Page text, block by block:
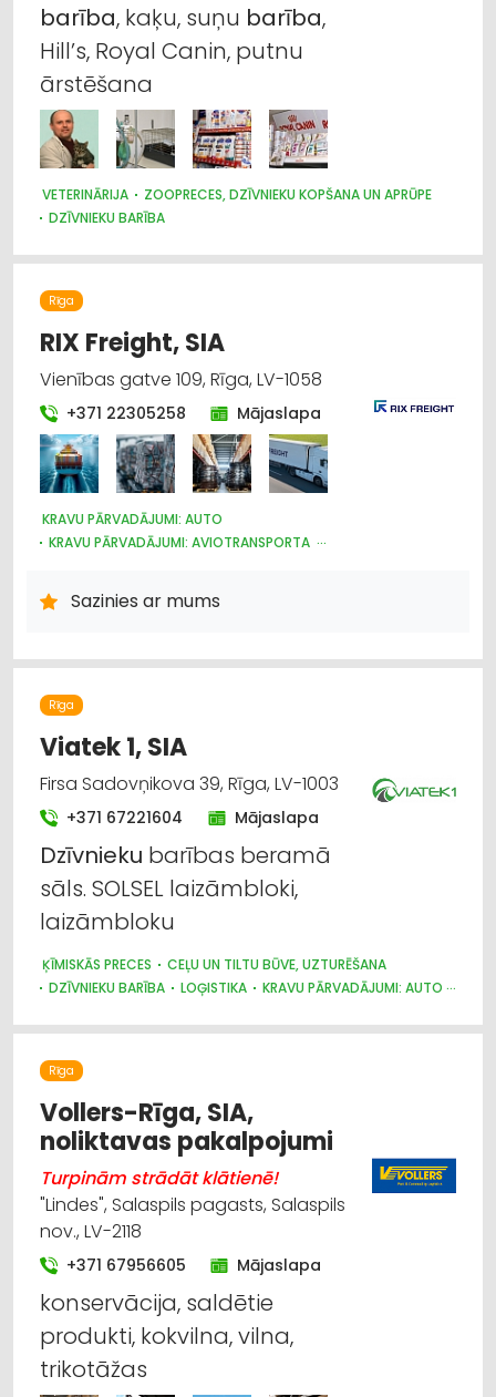
barība, kaķu, suņu barība,
Hill’s, Royal Canin, putnu
ārstēšana
VETERINĀRIJA
ZOOPRECES, DZĪVNIEKU KOPŠANA UN APRŪPE
DZĪVNIEKU BARĪBA
Rīga
RIX Freight, SIA
Vienības gatve 109, Rīga, LV-1058
+371 22305258 Mājaslapa
KRAVU PĀRVADĀJUMI: AUTO
KRAVU PĀRVADĀJUMI: AVIOTRANSPORTA
AUTOTRANSPORTS
KURJERU PAKALPOJUMI
PĀRVIETOŠANĀS SERVISS
Sazinies ar mums
Rīga
Viatek 1, SIA
Firsa Sadovņikova 39, Rīga, LV-1003
+371 67221604 Mājaslapa
Dzīvnieku barības beramā
sāls. SOLSEL laizāmbloki,
laizāmbloku
ĶĪMISKĀS PRECES
CEĻU UN TILTU BŪVE, UZTURĒŠANA
DZĪVNIEKU BARĪBA
LOĢISTIKA
KRAVU PĀRVADĀJUMI: AUTO
AUTOTRANSPORTS
MUITA
Rīga
Vollers-Rīga, SIA,
noliktavas pakalpojumi
Turpinām strādāt klātienē!
"Lindes", Salaspils pagasts, Salaspils
nov., LV-2118
+371 67956605 Mājaslapa
konservācija, saldētie
produkti, kokvilna, vilna,
trikotāžas